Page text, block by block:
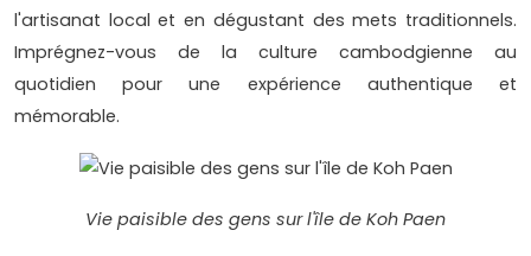
l'artisanat local et en dégustant des mets traditionnels.
Imprégnez-vous de la culture cambodgienne au
quotidien pour une expérience authentique et
mémorable.
Vie paisible des gens sur l'île de Koh Paen